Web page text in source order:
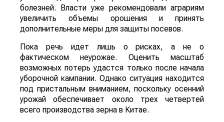
болезней. Власти уже рекомендовали аграриям
увеличить объемы орошения и принять
дополнительные меры для защиты посевов.
Пока речь идет лишь о рисках, а не о
фактическом неурожае. Оценить масштаб
возможных потерь удастся только после начала
уборочной кампании. Однако ситуация находится
под пристальным вниманием, поскольку осенний
урожай обеспечивает около трех четвертей
всего производства зерна в Китае.